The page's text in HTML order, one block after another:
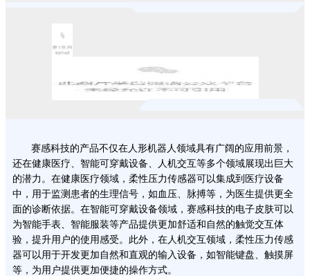
02
赛感科技的产品不仅在人形机器人领域具有广阔的应用前景，
还在健康医疗、智能可穿戴设备、人机交互等多个领域展现出巨大
的潜力。在健康医疗领域，柔性压力传感器可以集成到医疗设备
中，用于监测患者的生理信号，如血压、脉搏等，为医生提供更全
面的诊断依据。在智能可穿戴设备领域，赛感科技的电子皮肤可以
为智能手表、智能服装等产品提供更加舒适和自然的触觉交互体
验，提升用户的使用感受。此外，在人机交互领域，柔性压力传感
器可以用于开发更加自然和直观的输入设备，如智能键盘、触摸屏
等，为用户提供更加便捷的操作方式。